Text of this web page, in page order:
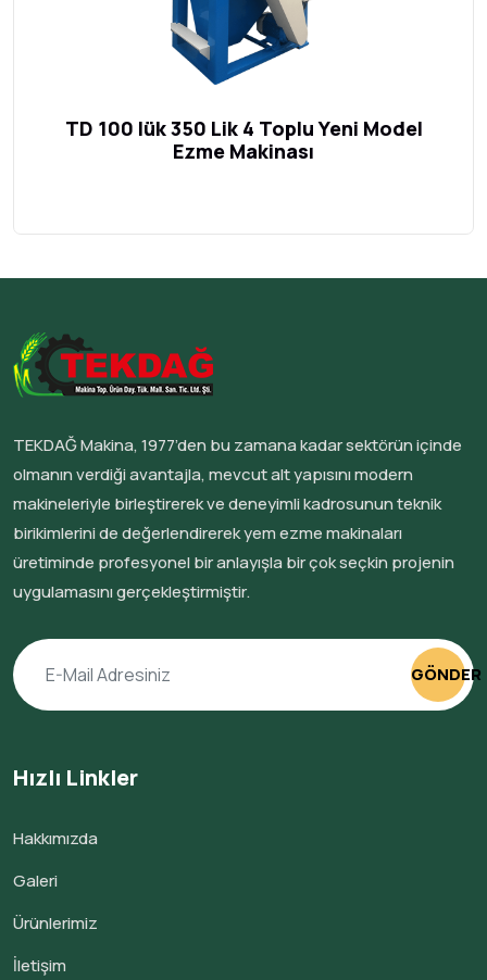
TD 100 lük 350 Lik 4 Toplu Yeni Model
Ezme Makinası
TEKDAĞ Makina, 1977’den bu zamana kadar sektörün içinde
olmanın verdiği avantajla, mevcut alt yapısını modern
makineleriyle birleştirerek ve deneyimli kadrosunun teknik
birikimlerini de değerlendirerek yem ezme makinaları
üretiminde profesyonel bir anlayışla bir çok seçkin projenin
uygulamasını gerçekleştirmiştir.
GÖNDER
Hızlı Linkler
Hakkımızda
Galeri
Ürünlerimiz
İletişim